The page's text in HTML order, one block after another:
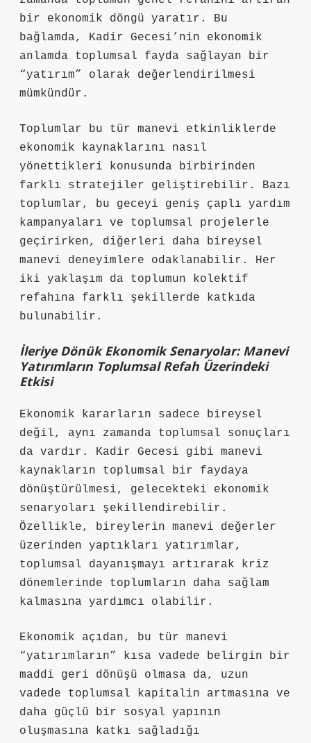
bir ekonomik döngü yaratır. Bu
bağlamda, Kadir Gecesi’nin ekonomik
anlamda toplumsal fayda sağlayan bir
“yatırım” olarak değerlendirilmesi
mümkündür.
Toplumlar bu tür manevi etkinliklerde
ekonomik kaynaklarını nasıl
yönettikleri konusunda birbirinden
farklı stratejiler geliştirebilir. Bazı
toplumlar, bu geceyi geniş çaplı yardım
kampanyaları ve toplumsal projelerle
geçirirken, diğerleri daha bireysel
manevi deneyimlere odaklanabilir. Her
iki yaklaşım da toplumun kolektif
refahına farklı şekillerde katkıda
bulunabilir.
İleriye Dönük Ekonomik Senaryolar: Manevi
Yatırımların Toplumsal Refah Üzerindeki
Etkisi
Ekonomik kararların sadece bireysel
değil, aynı zamanda toplumsal sonuçları
da vardır. Kadir Gecesi gibi manevi
kaynakların toplumsal bir faydaya
dönüştürülmesi, gelecekteki ekonomik
senaryoları şekillendirebilir.
Özellikle, bireylerin manevi değerler
üzerinden yaptıkları yatırımlar,
toplumsal dayanışmayı artırarak kriz
dönemlerinde toplumların daha sağlam
kalmasına yardımcı olabilir.
Ekonomik açıdan, bu tür manevi
“yatırımların” kısa vadede belirgin bir
maddi geri dönüşü olmasa da, uzun
vadede toplumsal kapitalin artmasına ve
daha güçlü bir sosyal yapının
oluşmasına katkı sağladığı